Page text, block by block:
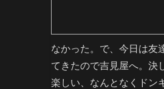
なかった。で、今日は友
てきたので吉見屋へ。決
楽しい、なんとなくドン